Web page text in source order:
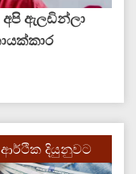
අපි ඇලඩින්ලා
ආර්ථික දියුනුවට